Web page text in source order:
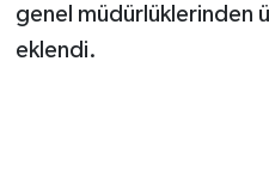
genel müdürlüklerinden
eklendi.